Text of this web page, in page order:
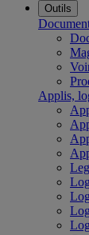
Outils
Applis,